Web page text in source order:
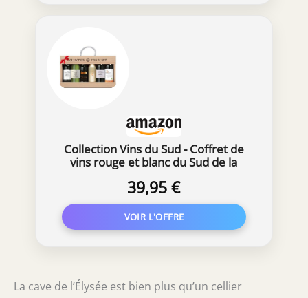
Collection Vins du Sud - Coffret de
vins rouge et blanc du Sud de la
en bois (6 x 0,375 l)
39,95 €
La cave de l’Élysée est bien plus qu’un cellier